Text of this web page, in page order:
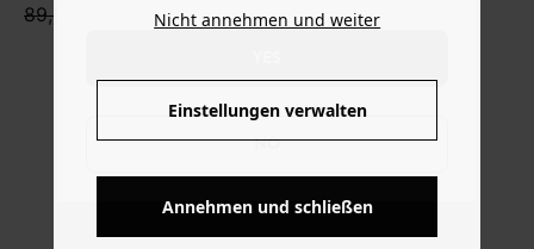
NO
89,99 €
69,99 €
49,99 €
Nicht annehmen und weiter
Einstellungen verwalten
Annehmen und schließen